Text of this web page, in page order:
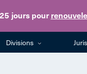
jourspour
Divisions